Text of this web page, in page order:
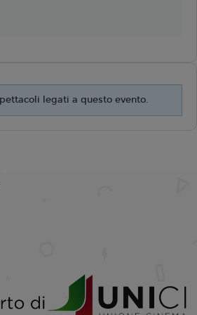
legati a questo evento.